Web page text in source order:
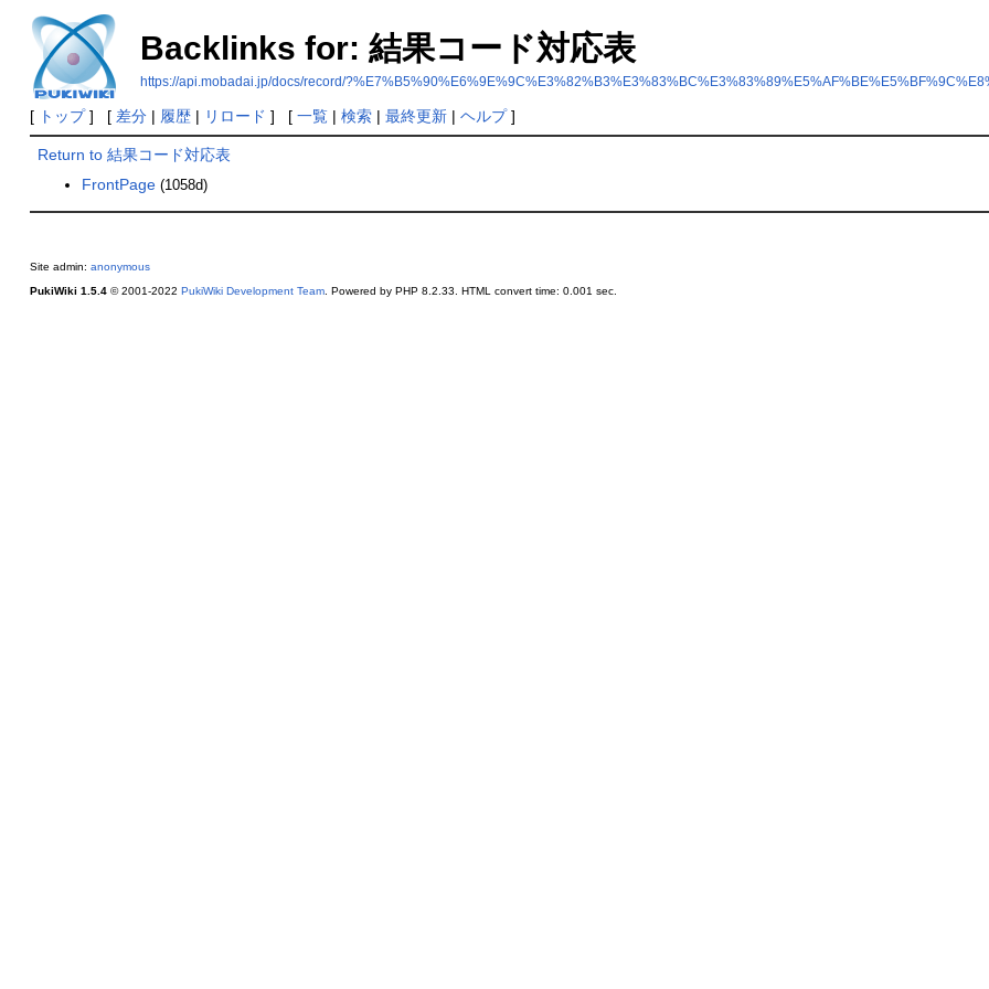
Backlinks for: 結果コード対応表
https://api.mobadai.jp/docs/record/
[ トップ] [ 差分| 履歴| リロード ] [ 一覧| 検索| 最終更新| ヘルプ]
Return to 結果コード対応表
FrontPage (1058d)
Site admin: anonymous
PukiWiki 1.5.4© 2001-2022 PukiWiki Development Team. Powered by PHP 8.2.33. HTML convert time: 0.001 sec.